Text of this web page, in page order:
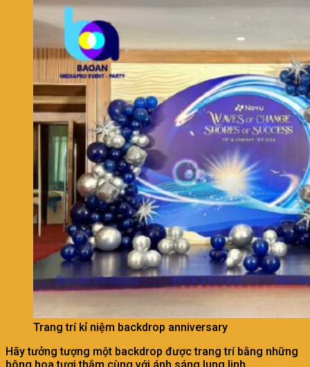
Trang trí kỉ niệm backdrop anniversary
Hãy tưởng tượng một backdrop được trang trí bằng những